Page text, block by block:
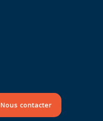
Nous contacter